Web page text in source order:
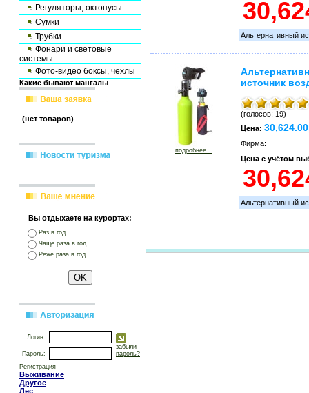
Регуляторы, октопусы
Сумки
Трубки
Фонари и световые
системы
Фото-видео боксы, чехлы
Какие бывают мангалы
(нет товаров)
Вы отдыхаете на курортах:
Раз в год
Чаще раза в год
Реже раза в год
Логин:
Пароль:
забыли
пароль?
Регистрация
Выживание
Другое
Лес
Альтернативный
подробнее...
источник
(голосов: 19)
Цена:
Фирма:
Цена с учётом
Альтернативный